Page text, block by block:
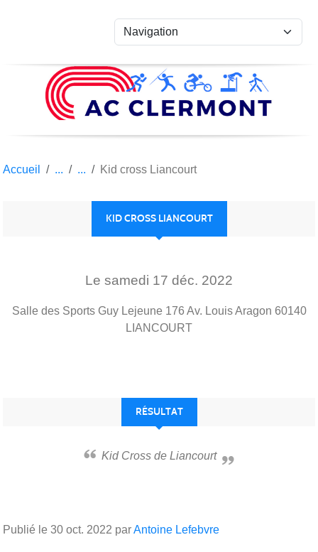
Accueil Kid cross Liancourt
KID CROSS LIANCOURT
Le samedi 17 déc. 2022
Salle des Sports Guy Lejeune 176 Av. Louis Aragon 60140
LIANCOURT
RÉSULTAT
Kid Cross de Liancourt
Publié le 30 oct. 2022 parAntoine Lefebvre